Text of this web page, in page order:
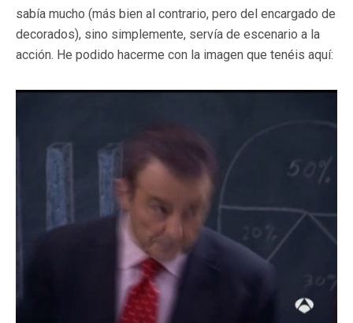
sabía mucho (más bien al contrario, pero del encargado de
decorados), sino simplemente, servía de escenario a la
acción. He podido hacerme con la imagen que tenéis aquí: